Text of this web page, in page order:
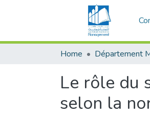
Home
Le rôle du
selon la